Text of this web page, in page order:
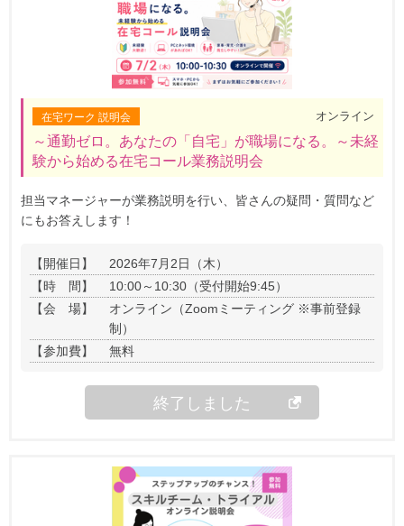
在宅ワーク 説明会 オンライン
～通勤ゼロ。あなたの「自宅」が職場になる。～未経
験から始める在宅コール業務説明会
担当マネージャーが業務説明を行い、皆さんの疑問・質問など
にもお答えします！
【開催日】
2026年7月2日（木）
【時 間】
10:00～10:30（受付開始9:45）
【会 場】
オンライン（Zoomミーティング ※事前登録
制）
【参加費】
無料
終了しました